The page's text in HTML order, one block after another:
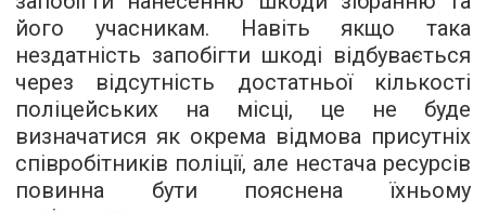
його учасникам. Навіть якщо така
нездатність запобігти шкоді відбувається
через відсутність достатньої кількості
поліцейських на місці, це не буде
визначатися як окрема відмова присутніх
співробітників поліції, але нестача ресурсів
повинна бути пояснена їхньому